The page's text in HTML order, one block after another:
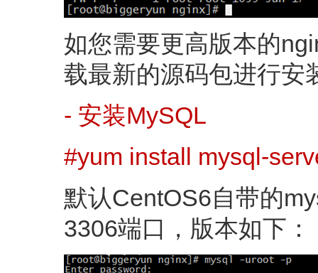
如您需要更高版本的
载最新的源码包进行安
- 安装MySQL
#yum install mysql-
默认CentOS6自带的
3306端口，版本如下：